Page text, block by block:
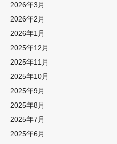
2026年3月
2026年2月
2026年1月
2025年12月
2025年11月
2025年10月
2025年9月
2025年8月
2025年7月
2025年6月